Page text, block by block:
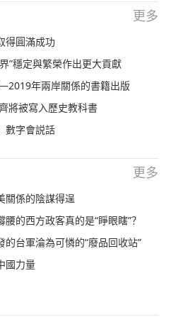
更多
得圓滿成功
”穩定與繁榮作出更大貢獻
年兩岸關係的書籍出版
將被寫入歷史教科書
數字會説話
更多
關係的陰謀得逞
的西方政客真的是“睜眼瞎”？
台軍淪為可憐的“廢品回收站”
國力量